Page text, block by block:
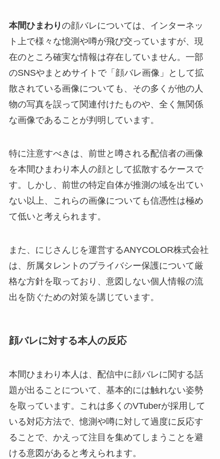
本間ひまわりの顔バレについては、インターネッ
ト上で様々な憶測や噂が飛び交っていますが、現
在のところ確実な情報は存在していません。一部
のSNSやまとめサイトで「顔バレ画像」として拡
散されている画像についても、その多くが他の人
物の写真を誤って関連付けたものや、全く無関係
な画像であることが判明しています。
特に注意すべきは、前世と噂される配信者の画像
を本間ひまわり本人の顔として拡散するケースで
す。しかし、前世の特定自体が推測の域を出てい
ない以上、これらの画像についても信憑性は極め
て低いと考えられます。
また、にじさんじを運営するANYCOLOR株式会社
は、所属タレントのプライバシー保護について厳
格な方針を取っており、意図しない個人情報の流
出を防ぐための対策を講じています。
顔バレに対する本人の反応
本間ひまわり本人は、配信中に顔バレに関する話
題が出ることについて、基本的には触れない姿勢
を取っています。これは多くのVTuberが採用して
いる対応方法で、憶測や噂に対して過度に反応す
ることで、かえって注目を集めてしまうことを避
ける意図があると考えられます。